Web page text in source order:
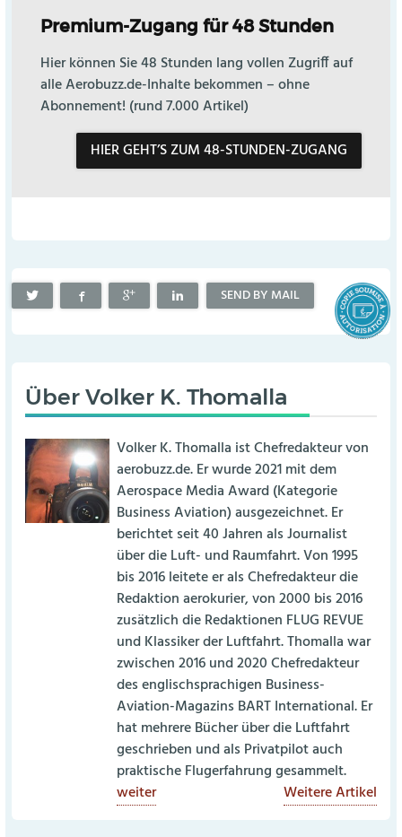
Premium-Zugang für 48 Stunden
Hier können Sie 48 Stunden lang vollen Zugriff auf
alle Aerobuzz.de-Inhalte bekommen – ohne
Abonnement! (rund 7.000 Artikel)
HIER GEHT’S ZUM 48-STUNDEN-ZUGANG
SEND BY MAIL
ÜberVolker K. Thomalla
Volker K. Thomalla ist Chefredakteur von
aerobuzz.de. Er wurde 2021 mit dem
Aerospace Media Award (Kategorie
Business Aviation) ausgezeichnet. Er
berichtet seit 40 Jahren als Journalist
über die Luft- und Raumfahrt. Von 1995
bis 2016 leitete er als Chefredakteur die
Redaktion aerokurier, von 2000 bis 2016
zusätzlich die Redaktionen FLUG REVUE
und Klassiker der Luftfahrt. Thomalla war
zwischen 2016 und 2020 Chefredakteur
des englischsprachigen Business-
Aviation-Magazins BART International. Er
hat mehrere Bücher über die Luftfahrt
geschrieben und als Privatpilot auch
praktische Flugerfahrung gesammelt.
weiter
Weitere Artikel